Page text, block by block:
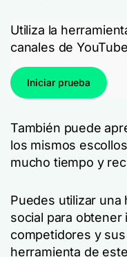
Utiliza la
canales de
Iniciar prueba
También puede
los mismos
mucho tiempo y
Puedes utilizar
social para obtener
competidores y
herramienta de